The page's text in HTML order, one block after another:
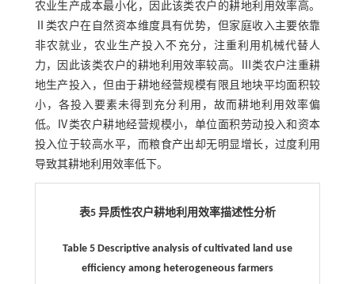
农业生产成本最小化，因此该类农户的耕地利用效率高。
Ⅱ类农户在自然资本维度具有优势，但家庭收入主要依靠
非农就业，农业生产投入不充分，注重利用机械代替人
力，因此该类农户的耕地利用效率较高。Ⅲ类农户注重耕
地生产投入，但由于耕地经营规模有限且地块平均面积较
小，各投入要素未得到充分利用，故而耕地利用效率偏
低。Ⅳ类农户耕地经营规模小，单位面积劳动投入和资本
投入位于较高水平，而粮食产出却无明显增长，过度利用
导致其耕地利用效率低下。
表5 异质性农户耕地利用效率描述性分析
Table 5 Descriptive analysis of cultivated land use
efficiency among heterogeneous farmers